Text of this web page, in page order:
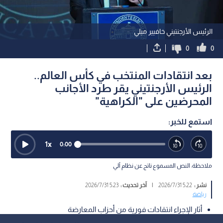
الرئيس الأرجنتيني خافيير ميلي
0
0
بعد انتقادات المنتخب في كأس العالم..
الرئيس الأرجنتيني يقر طرد الأجانب
المحرضين على "الكراهية"
استمع للخبر:
0:00
1x
ملاحظة: النص المسموع ناتج عن نظام آلي
نشر :5:22 2026/7/31
| آخر تحديث :5:23 2026/7/31
رياضة
أثار الإجراء انتقادات فورية من أحزاب المعارضة